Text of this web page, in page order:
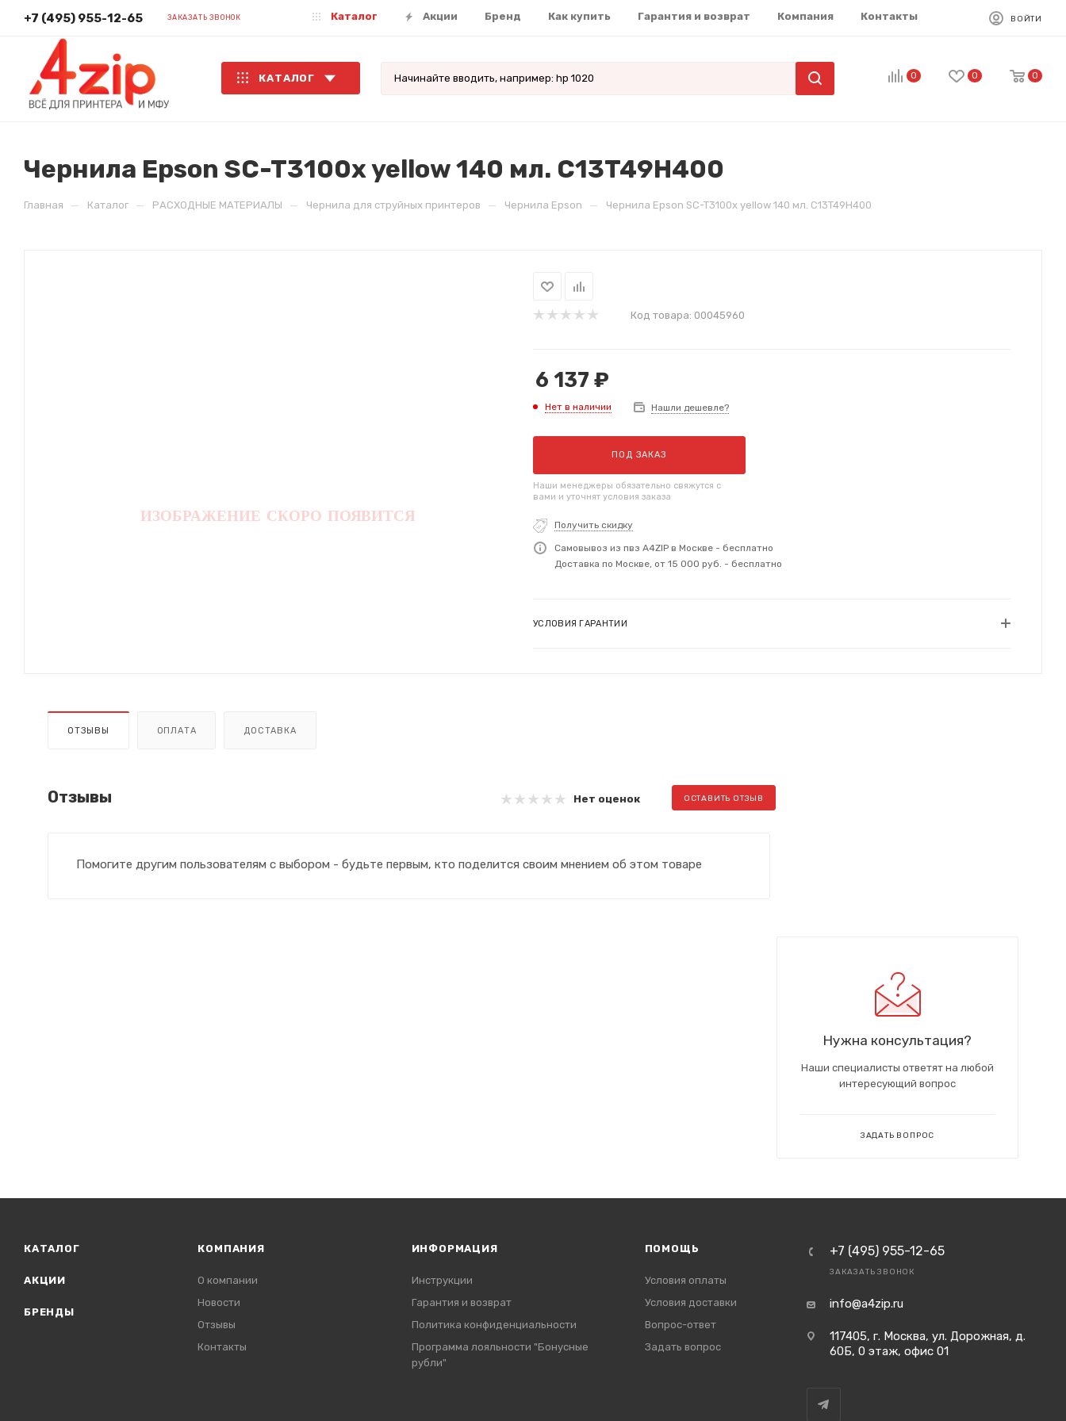
+7 (495) 955-12-65 ЗАКАЗАТЬ ЗВОНОК Каталог Акции Бренд Как купить Гарантия и возврат Компания Контакты ВОЙТИ
КАТАЛОГ 0 0 0
Чернила Epson SC-T3100x yellow 140 мл. C13T49H400
Главная — Каталог — РАСХОДНЫЕ МАТЕРИАЛЫ — Чернила для струйных принтеров — Чернила Epson — Чернила Epson SC-T3100x yellow 140 мл. C13T49H400
Код товара: 00045960
6 137 ₽
Нет в наличии Нашли дешевле?
ПОД ЗАКАЗ
Наши менеджеры обязательно свяжутся с
вами и уточнят условия заказа
Получить скидку
Самовывоз из пвз A4ZIP в Москве - бесплатно
Доставка по Москве, от 15 000 руб. - бесплатно
УСЛОВИЯ ГАРАНТИИ
ОТЗЫВЫ ОПЛАТА ДОСТАВКА
Отзывы Нет оценок ОСТАВИТЬ ОТЗЫВ
Помогите другим пользователям с выбором - будьте первым, кто поделится своим мнением об этом товаре
Нужна консультация?
Наши специалисты ответят на любой
интересующий вопрос
ЗАДАТЬ ВОПРОС
КАТАЛОГ
АКЦИИ
БРЕНДЫ
КОМПАНИЯ
О компании
Новости
Отзывы
Контакты
ИНФОРМАЦИЯ
Инструкции
Гарантия и возврат
Политика конфиденциальности
Программа лояльности "Бонусные
рубли"
ПОМОЩЬ
Условия оплаты
Условия доставки
Вопрос-ответ
Задать вопрос
+7 (495) 955-12-65
ЗАКАЗАТЬ ЗВОНОК
info@a4zip.ru
117405, г. Москва, ул. Дорожная, д.
60Б, 0 этаж, офис 01